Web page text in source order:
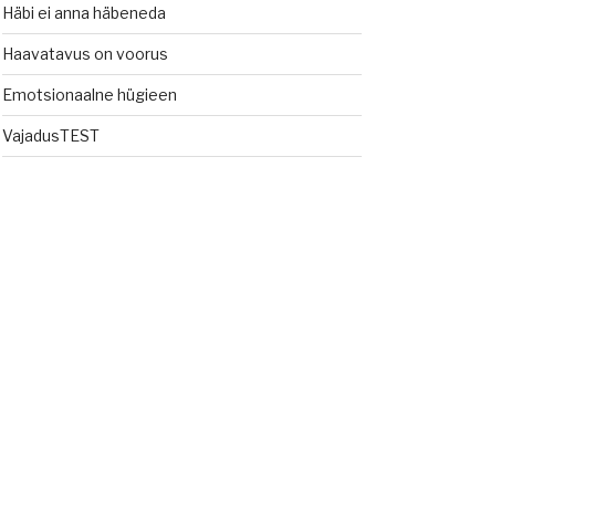
Häbi ei anna häbeneda
Haavatavus on voorus
Emotsionaalne hügieen
VajadusTEST